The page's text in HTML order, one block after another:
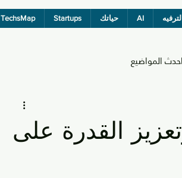
TechsMap Startups حياتك AI الترفيه
احدث المواضيع
القدرة على